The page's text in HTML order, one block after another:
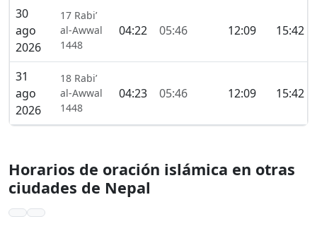
30
ago
2026
17 Rabi’
al-Awwal
1448
04:22 05:46 12:09 15:42
31
ago
2026
18 Rabi’
al-Awwal
1448
04:23 05:46 12:09 15:42
Horarios de oración islámica en otras
ciudades de Nepal